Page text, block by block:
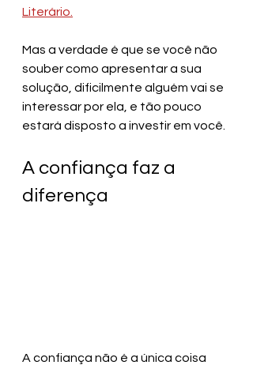
Literário.
Mas a verdade é que se você não
souber como apresentar a sua
solução, dificilmente alguém vai se
interessar por ela, e tão pouco
estará disposto a investir em você.
A confiança faz a
diferença
A confiança não é a única coisa